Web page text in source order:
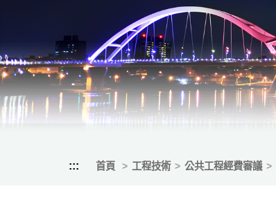
::: 首頁 工程技術 公共工程經費審議